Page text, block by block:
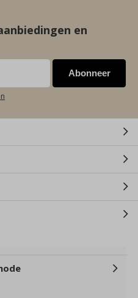
en
Abonneer